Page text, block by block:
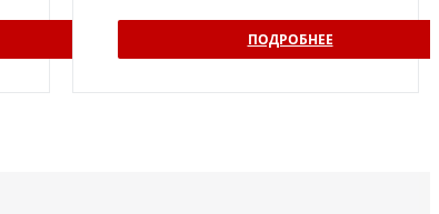
ПОДРОБНЕЕ